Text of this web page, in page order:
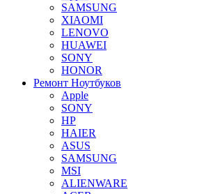
SAMSUNG
XIAOMI
LENOVO
HUAWEI
SONY
HONOR
Ремонт Ноутбуков
Apple
SONY
HP
HAIER
ASUS
SAMSUNG
MSI
ALIENWARE